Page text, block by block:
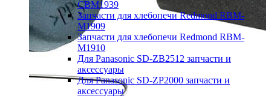
CBM1939
Запчасти для хлебопечи Redmond RBM-
M1909
Запчасти для хлебопечи Redmond RBM-
M1910
Для Panasonic SD-ZB2512 запчасти и
аксессуары
Для Panasonic SD-ZP2000 запчасти и
аксессуары